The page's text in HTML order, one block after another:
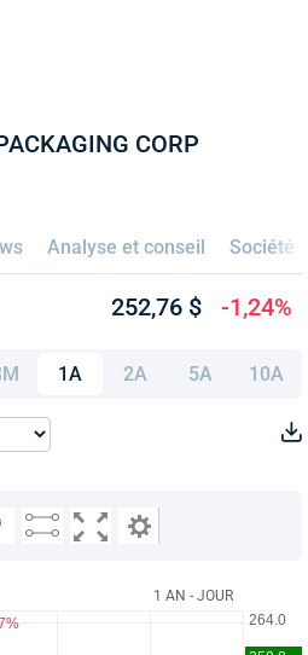
CORP
Analyse et conseil Société
252,76 $ -1,24%
1A 2A 5A 10A
1 AN - JOUR